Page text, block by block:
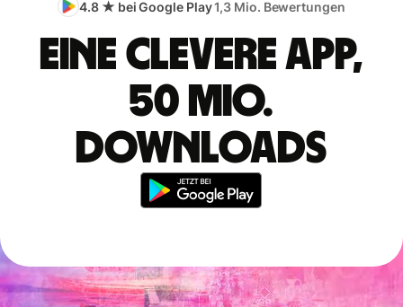
4.8 ★ bei Google Play1,3 Mio. Bewertungen
Eine clevere App,
50 Mio.
Downloads